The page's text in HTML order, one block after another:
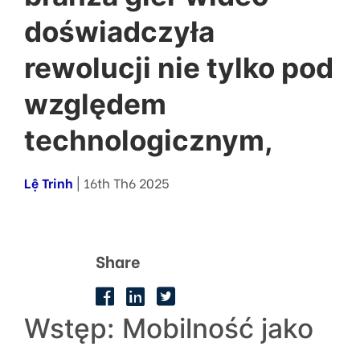
doświadczyła
rewolucji nie tylko pod
względem
technologicznym,
Lệ Trinh | 16th Th6 2025
Share
Wstęp: Mobilność jako